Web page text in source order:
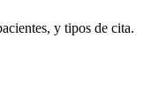
y tipos de cita.